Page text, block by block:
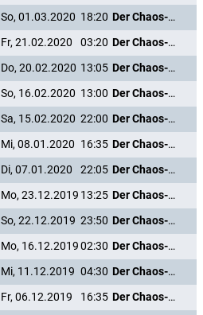
So, 01.03.2020 18:20
Der Chaos-Dad
Fr, 21.02.2020 03:20
Der Chaos-Dad
Do, 20.02.2020 13:05
Der Chaos-Dad
So, 16.02.2020 13:00
Der Chaos-Dad
Sa, 15.02.2020 22:00
Der Chaos-Dad
Mi, 08.01.2020 16:35
Der Chaos-Dad
Di, 07.01.2020 22:05
Der Chaos-Dad
Mo, 23.12.2019 13:25
Der Chaos-Dad
So, 22.12.2019 23:50
Der Chaos-Dad
Mo, 16.12.201902:30
Der Chaos-Dad
Mi, 11.12.2019 04:30
Der Chaos-Dad
Fr, 06.12.2019 16:35
Der Chaos-Dad